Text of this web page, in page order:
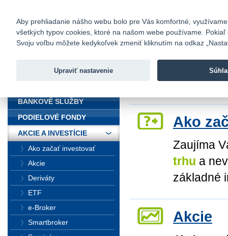
Fio banka
Fio banka
Ako
Zaujíma
trhu a
základné
Akcie
BANKOVÉ SLUŽBY
PODIELOVÉ FONDY
AKCIE A INVESTÍCIE
Ako začať investovať
Akcie
Deriváty
ETF
e-Broker
Smartbroker
Aby prehliadanie nášho webu bolo pre Vás komfortné,
všetkých typov cookies, ktoré na našom webe používame.
Svoju voľbu môžete kedykoľvek zmeniť kliknutím na odkaz
Upraviť nastavenie